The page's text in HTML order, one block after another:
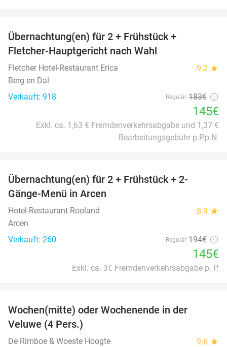
Übernachtung(en) für 2 + Frühstück +
Fletcher-Hauptgericht nach Wahl
Fletcher Hotel-Restaurant Erica 9.2 star
Berg en Dal
Verkauft: 918
Regulär 183€
145€
Exkl. ca. 1,63 € Fremdenverkehrsabgabe und 1,37 €
Bearbeitungsgebühr p.P.p.N.
Übernachtung(en) für 2 + Frühstück + 2-
Gänge-Menü in Arcen
Hotel-Restaurant Rooland 8.9 star
Arcen
Verkauft: 260
Regulär 194€
145€
Exkl. ca. 3€ Fremdenverkehrsabgabe p. P.
Wochen(mitte) oder Wochenende in der
Veluwe (4 Pers.)
De Rimboe & Woeste Hoogte 9.6 star